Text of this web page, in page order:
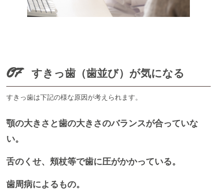
07 すきっ歯（歯並び）が気になる
すきっ歯は下記の様な原因が考えられます。
顎の大きさと歯の大きさのバランスが合っていな
い。
舌のくせ、頬杖等で歯に圧がかかっている。
歯周病によるもの。